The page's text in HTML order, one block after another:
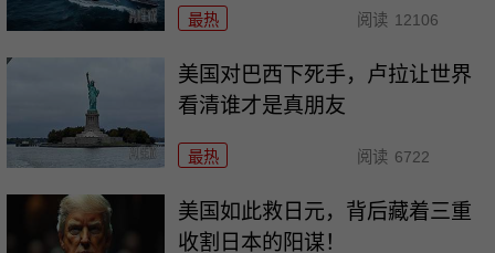
最热 阅读 12106
美国对巴西下死手，卢拉让世界
看清谁才是真朋友
最热 阅读 6722
美国如此救日元，背后藏着三重
收割日本的阳谋！